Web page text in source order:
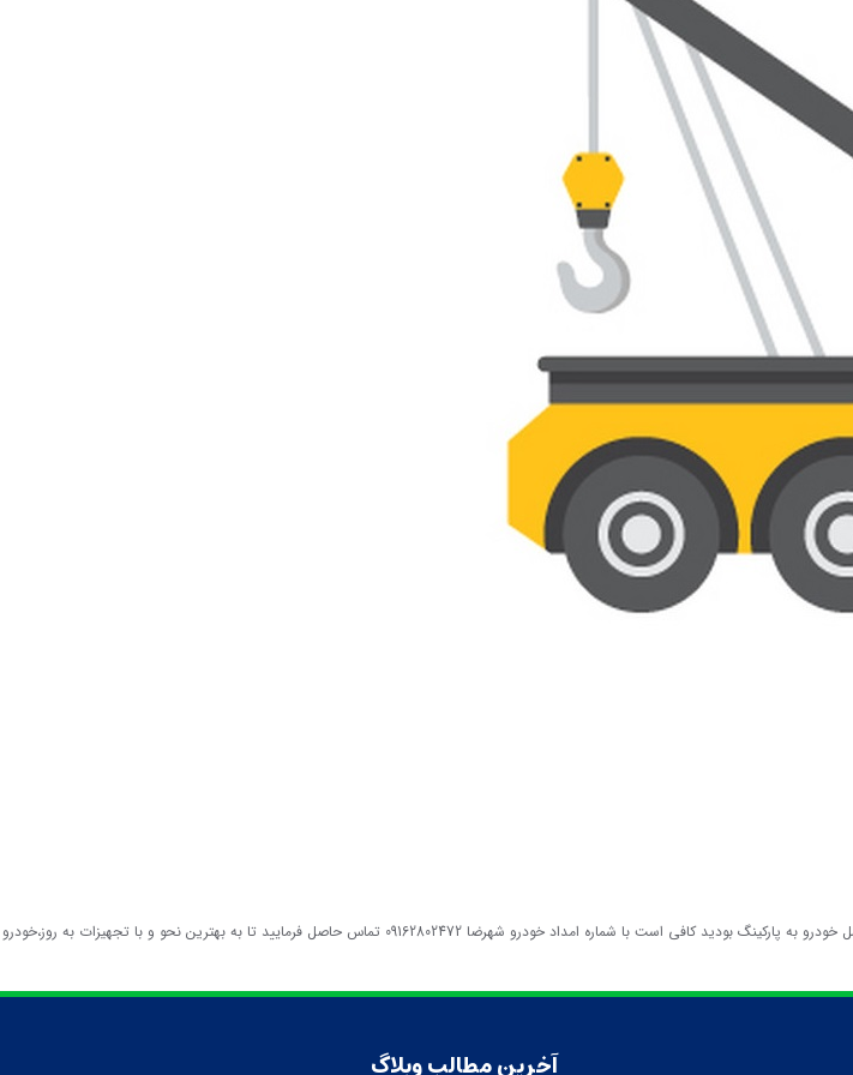
حمل خودرو به پارکینگ دهاقان ممکن است شما نیاز به حمل خودرو در دهاقان را داشته باشید یعنی اگر در شهر دهاقان نیازمند به حمل خودرو به پارکینگ بودید کافی است با شماره امداد خودرو شهرضا 09162802472 تماس حاصل فرمایید تا به بهترین نحو و با تجهیزات به روز،خودرو
آخرین مطالب وبلاگ